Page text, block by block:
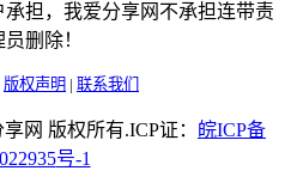
担，我爱分享网不承担连带责
删除！
版权声明 | 联系我们
网 版权所有.ICP证： 皖ICP备
号-1